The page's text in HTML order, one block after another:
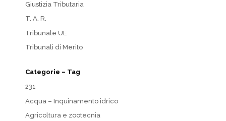
Giustizia Tributaria
T. A. R.
Tribunale UE
Tribunali di Merito
Categorie – Tag
231
Acqua – Inquinamento idrico
Agricoltura e zootecnia